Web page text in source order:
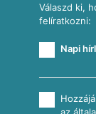
Válaszd ki,
felíratkozni:
Napi
az